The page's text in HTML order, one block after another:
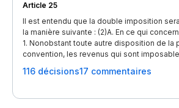
Article 25
Il est entendu que la double imposition
la manière suivante : (2)A. En ce qui
1. Nonobstant toute autre disposition de la
convention, les revenus qui sont
116 décisions17 commentaires